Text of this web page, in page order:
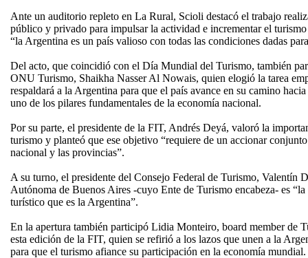
Ante un auditorio repleto en La Rural, Scioli destacó el trabajo
público y privado para impulsar la actividad e incrementar el
“la Argentina es un país valioso con todas las condiciones dadas
Del acto, que coincidió con el Día Mundial del Turismo, también
ONU Turismo, Shaikha Nasser Al Nowais, quien elogió la tarea
respaldará a la Argentina para que el país avance en su camino
uno de los pilares fundamentales de la economía nacional.
Por su parte, el presidente de la FIT, Andrés Deyá, valoró la
turismo y planteó que ese objetivo “requiere de un accionar
nacional y las provincias”.
A su turno, el presidente del Consejo Federal de Turismo, Valentín
Autónoma de Buenos Aires -cuyo Ente de Turismo encabeza- es
turístico que es la Argentina”.
En la apertura también participó Lidia Monteiro, board member de
esta edición de la FIT, quien se refirió a los lazos que unen a la
para que el turismo afiance su participación en la economía mundial.